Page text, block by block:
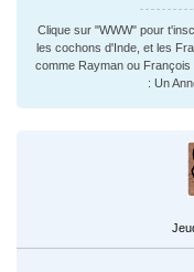
Clique sur "WWW" pour
les cochons d'Inde, et les
comme Rayman ou
: Un